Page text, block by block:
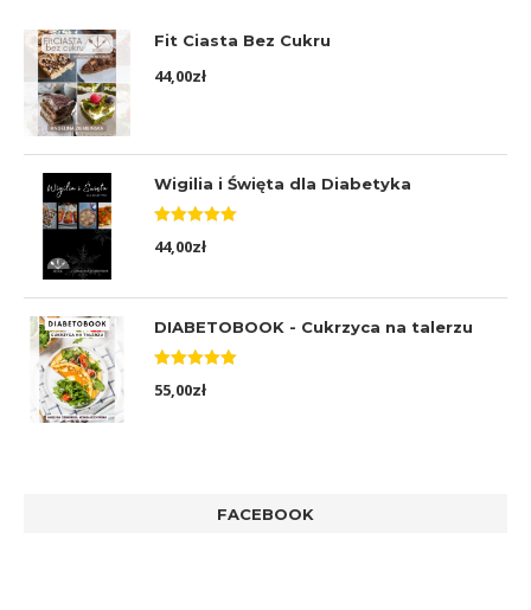
Fit Ciasta Bez Cukru
44,00zł
Wigilia i Święta dla Diabetyka
5.00na 5
44,00zł
DIABETOBOOK - Cukrzyca na talerzu
5.00na 5
55,00zł
FACEBOOK